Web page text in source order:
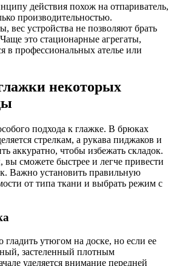
действия похож на отпариватель,
производительностью.
вес устройства не позволяют брать
это стационарные агрегаты,
в профессиональных ателье или
некоторых
подхода к глажке. В брюках
стрелкам, а рукава пиджаков и
аккуратно, чтобы избежать складок.
сможете быстрее и легче привести
Важно установить правильную
от типа ткани и выбрать режим с
гладить утюгом на доске, но если ее
застеленный плотным
уделяется внимание передней